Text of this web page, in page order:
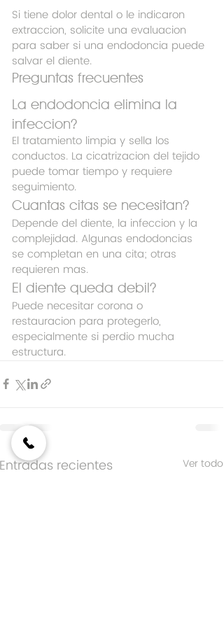
Si tiene dolor dental o le indicaron
extraccion, solicite una evaluacion
para saber si una endodoncia puede
salvar el diente.
Preguntas frecuentes
La endodoncia elimina la
infeccion?
El tratamiento limpia y sella los
conductos. La cicatrizacion del tejido
puede tomar tiempo y requiere
seguimiento.
Cuantas citas se necesitan?
Depende del diente, la infeccion y la
complejidad. Algunas endodoncias
se completan en una cita; otras
requieren mas.
El diente queda debil?
Puede necesitar corona o
restauracion para protegerlo,
especialmente si perdio mucha
estructura.
Entradas recientes Ver todo